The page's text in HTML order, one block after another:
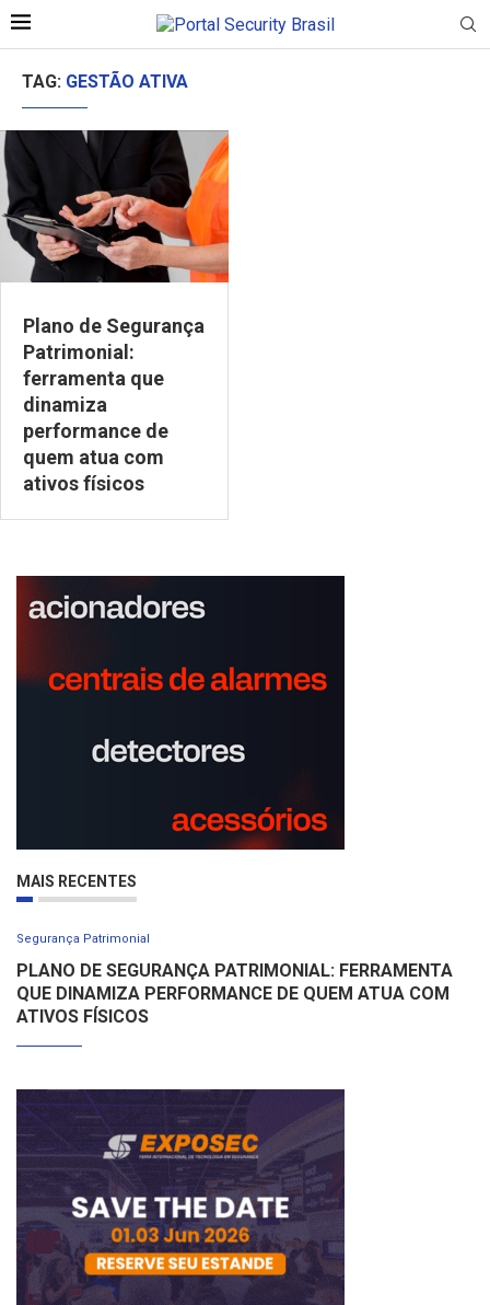
TAG: GESTÃO ATIVA
Plano de Segurança
Patrimonial:
ferramenta que
dinamiza
performance de
quem atua com
ativos físicos
MAIS RECENTES
Segurança Patrimonial
PLANO DE SEGURANÇA PATRIMONIAL: FERRAMENTA
QUE DINAMIZA PERFORMANCE DE QUEM ATUA COM
ATIVOS FÍSICOS